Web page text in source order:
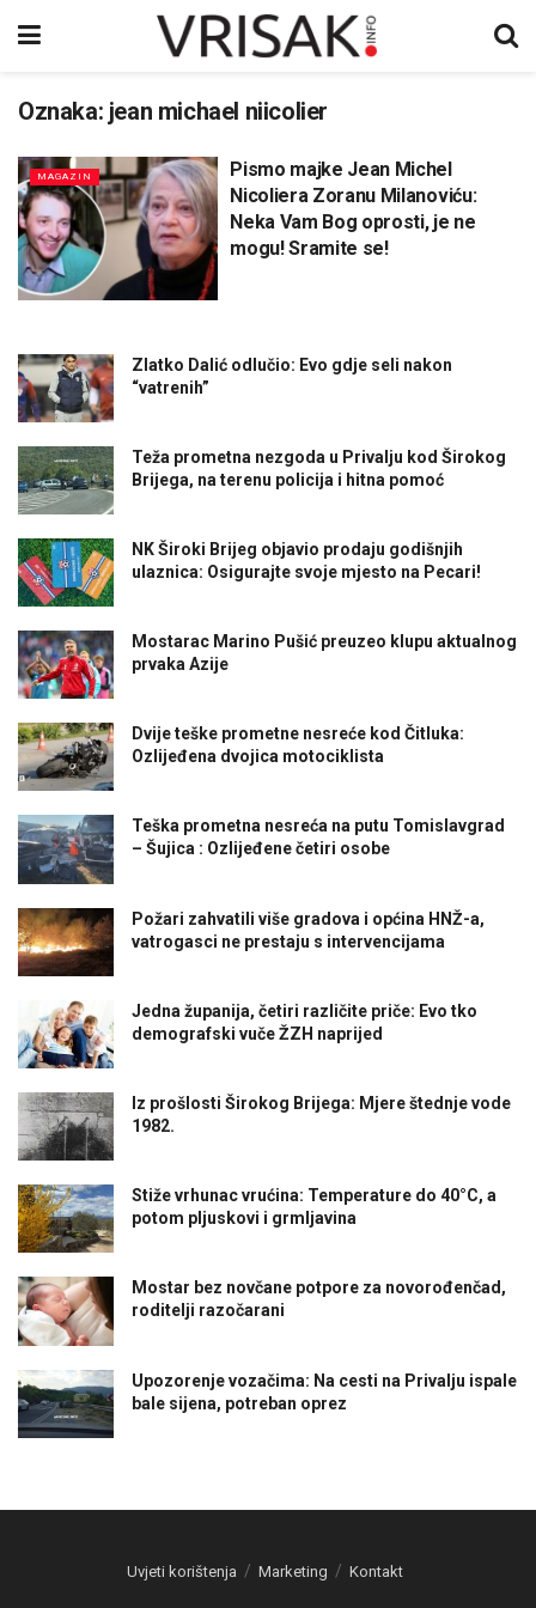
Oznaka: jean michael niicolier
MAGAZIN
Pismo majke Jean Michel
Nicoliera Zoranu Milanoviću:
Neka Vam Bog oprosti, je ne
mogu! Sramite se!
Zlatko Dalić odlučio: Evo gdje seli nakon
“vatrenih”
Teža prometna nezgoda u Privalju kod Širokog
Brijega, na terenu policija i hitna pomoć
NK Široki Brijeg objavio prodaju godišnjih
ulaznica: Osigurajte svoje mjesto na Pecari!
Mostarac Marino Pušić preuzeo klupu aktualnog
prvaka Azije
Dvije teške prometne nesreće kod Čitluka:
Ozlijeđena dvojica motociklista
Teška prometna nesreća na putu Tomislavgrad
– Šujica : Ozlijeđene četiri osobe
Požari zahvatili više gradova i općina HNŽ-a,
vatrogasci ne prestaju s intervencijama
Jedna županija, četiri različite priče: Evo tko
demografski vuče ŽZH naprijed
Iz prošlosti Širokog Brijega: Mjere štednje vode
1982.
Stiže vrhunac vrućina: Temperature do 40°C, a
potom pljuskovi i grmljavina
Mostar bez novčane potpore za novorođenčad,
roditelji razočarani
Upozorenje vozačima: Na cesti na Privalju ispale
bale sijena, potreban oprez
Uvjeti korištenja Marketing Kontakt